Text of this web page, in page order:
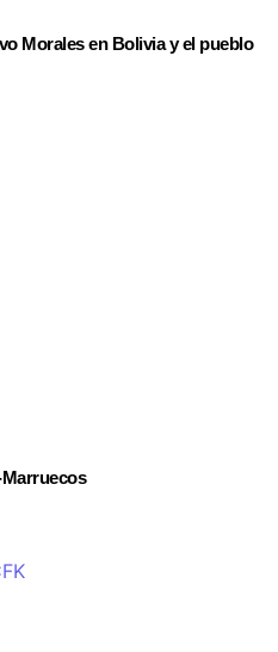
Morales en Bolivia y el pueblo